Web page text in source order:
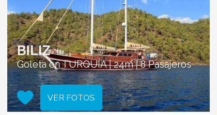
BILIZ
Goleta en TURQUÍA | 24m | 8 Pasajeros
VER FOTOS